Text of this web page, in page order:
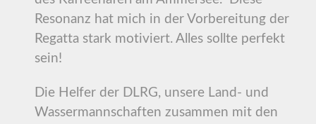
Resonanz hat mich in der Vorbereitung der
Regatta stark motiviert. Alles sollte perfekt
sein!
Die Helfer der DLRG, unsere Land- und
Wassermannschaften zusammen mit den